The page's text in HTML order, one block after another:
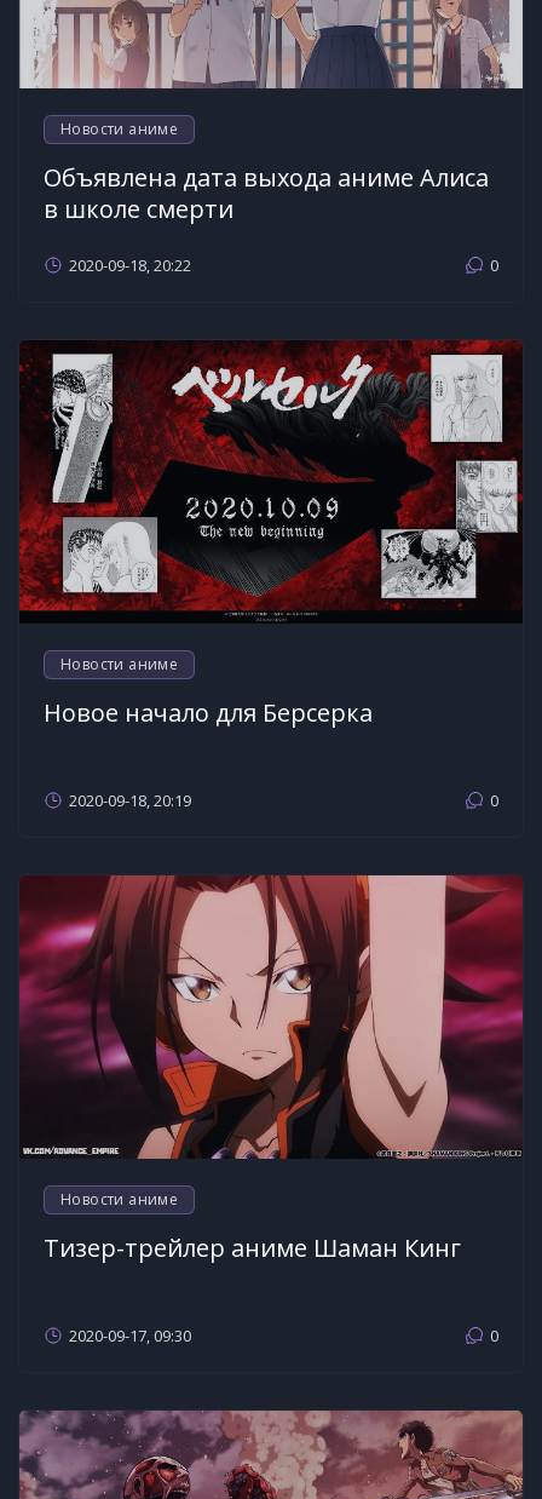
Новости аниме
Объявлена дата выхода аниме Алиса
в школе смерти
2020-09-18, 20:22 0
Новости аниме
Новое начало для Берсерка
2020-09-18, 20:19 0
Новости аниме
Тизер-трейлер аниме Шаман Кинг
2020-09-17, 09:30 0